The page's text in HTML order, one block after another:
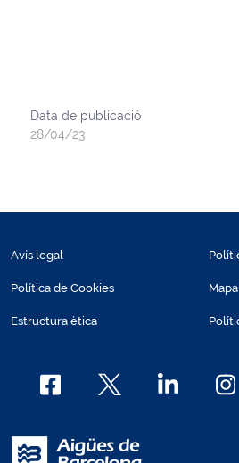
Data de publicació
28/04/23
Avís legal
Política de Cookies
Estructura ètica